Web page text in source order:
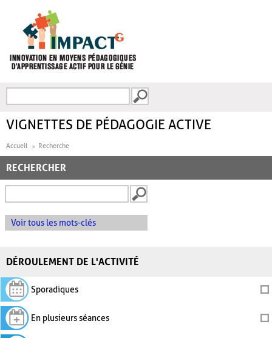
FORMULAIRE DE
VIGNETTES DE PÉDAGOGIE ACTIVE
Accueil Recherche
RECHERCHER
Voir tous les mots-clés
DÉROULEMENT DE L'ACTIVITÉ
Sporadiques
En plusieurs séances